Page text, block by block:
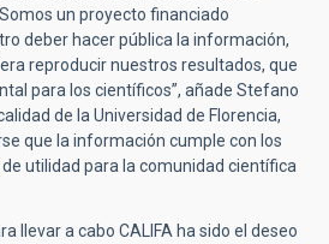
un proyecto financiado
deber hacer pública la información,
reproducir nuestros resultados, que
para los científicos”, añade Stefano
de la Universidad de Florencia,
que la información cumple con los
utilidad para la comunidad científica
llevar a cabo CALIFA ha sido el deseo